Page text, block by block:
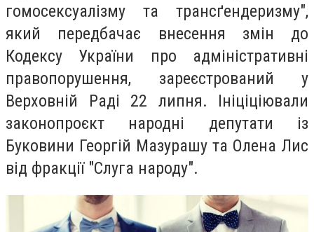
гомосексуалізму та трансґендеризму",
який передбачає внесення змін до
Кодексу України про адміністративні
правопорушення, зареєстрований у
Верховній Раді 22 липня. Ініціціювали
законопроєкт народні депутати із
Буковини Георгій Мазурашу та Олена Лис
від фракції "Слуга народу".